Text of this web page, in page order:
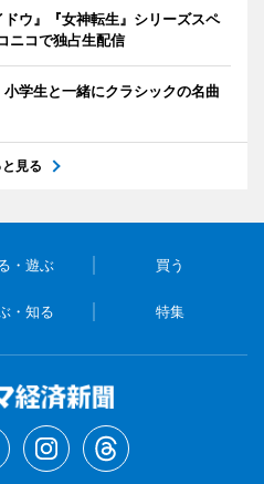
ウ』『女神転生』シリーズスペ
ニコで独占生配信
小学生と一緒にクラシックの名曲
と見る
・遊ぶ 買う
・知る 特集